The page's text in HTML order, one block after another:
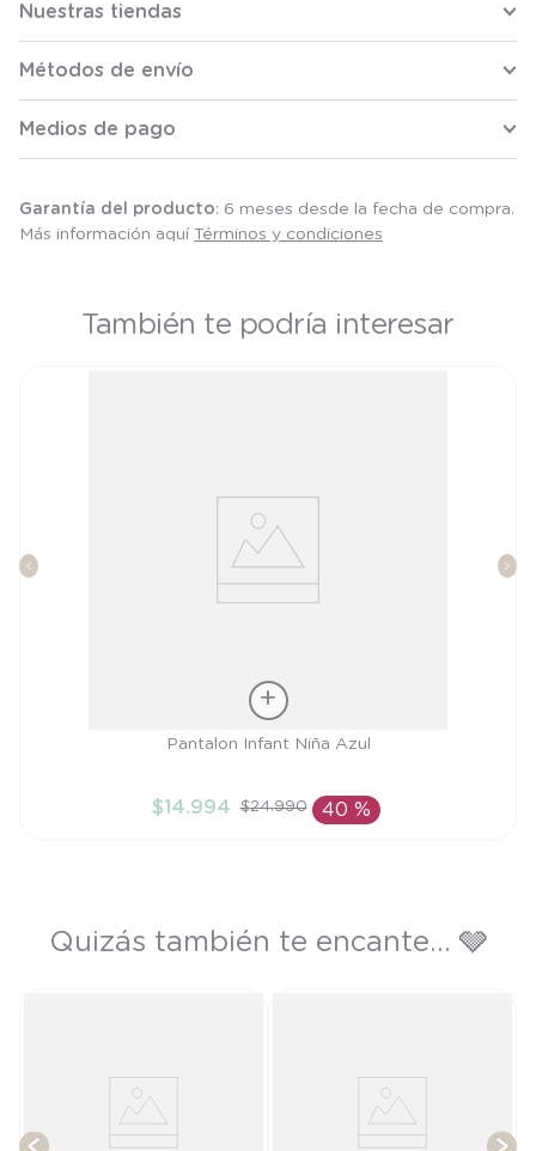
Nuestras tiendas
Métodos de envío
Medios de pago
Garantía del producto: 6 meses desde la fecha de compra.
Más información aquí Términos y condiciones
También te podría interesar
AÑADIR AL CARRITO
Pantalon Infant Niña Azul
$14.994 $24.990 40 %
Quizás también te encante... 🩶